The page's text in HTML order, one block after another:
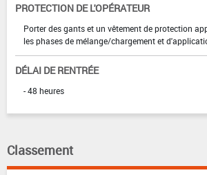
PROTECTION DE L'OPÉRATEUR
Porter des gants et un vêtement de protection
les phases de mélange/chargement et
DÉLAI DE RENTRÉE
- 48 heures
Classement